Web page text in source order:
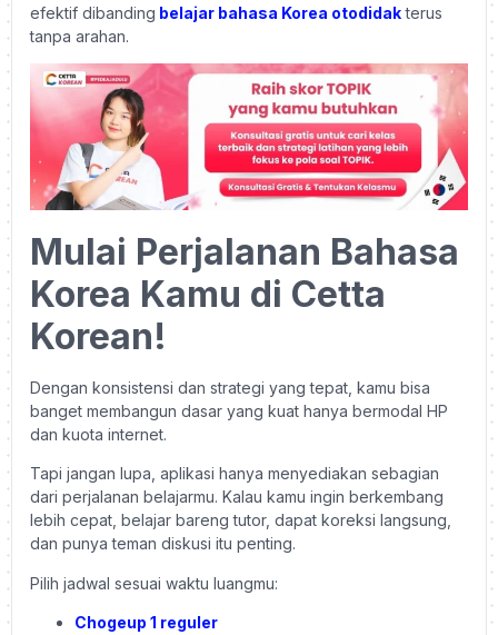
efektif dibanding belajar bahasa Korea otodidakterus
tanpa arahan.
Mulai Perjalanan Bahasa
Korea Kamu di Cetta
Korean!
Dengan konsistensi dan strategi yang tepat, kamu bisa
banget membangun dasar yang kuat hanya bermodal HP
dan kuota internet.
Tapi jangan lupa, aplikasi hanya menyediakan sebagian
dari perjalanan belajarmu. Kalau kamu ingin berkembang
lebih cepat, belajar bareng tutor, dapat koreksi langsung,
dan punya teman diskusi itu penting.
Pilih jadwal sesuai waktu luangmu:
Chogeup 1 reguler